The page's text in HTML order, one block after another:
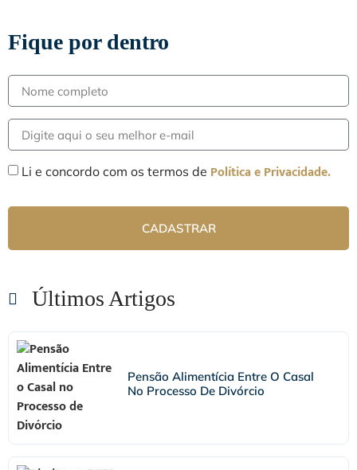
Fique por dentro
Li e concordo com os termos de Política e Privacidade.
CADASTRAR
Últimos Artigos
Pensão Alimentícia Entre O Casal
No Processo De Divórcio